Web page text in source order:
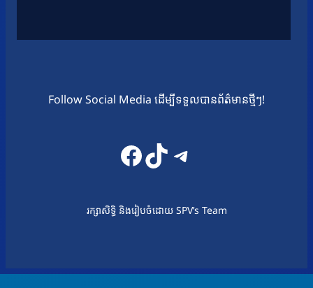
Follow Social Media ដើម្បីទទួលបានព័ត៌មានថ្មីៗ!
Facebook
TikTokTelegram
រក្សាសិទ្ធិ និងរៀបចំដោយ SPV’s Team